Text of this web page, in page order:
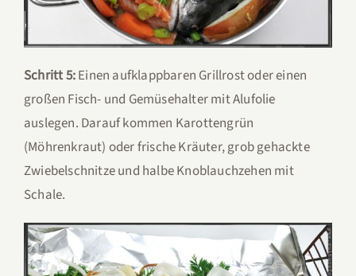
Schritt 5:Einen aufklappbaren Grillrost oder einen
großen Fisch- und Gemüsehalter mit Alufolie
auslegen. Darauf kommen Karottengrün
(Möhrenkraut) oder frische Kräuter, grob gehackte
Zwiebelschnitze und halbe Knoblauchzehen mit
Schale.